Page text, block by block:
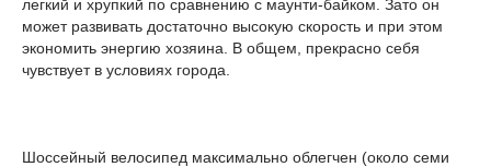
легкий и хрупкий по сравнению с маунти-байком. Зато он
может развивать достаточно высокую скорость и при этом
экономить энергию хозяина. В общем, прекрасно себя
чувствует в условиях города.
Шоссейный велосипед максимально облегчен (около семи